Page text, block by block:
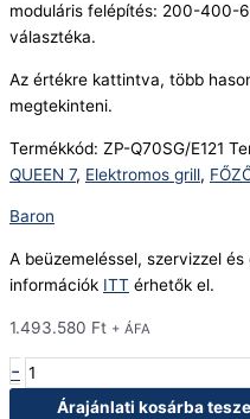
moduláris felépítés: 200-400-
választéka.
Az értékre kattintva, több
megtekinteni.
Termékkód: ZP-Q70SG/E121
QUEEN 7, Elektromos grill,
Baron
A beüzemeléssel, szervizzel
információk ITT érhetők el.
1.493.580 Ft + ÁFA
-
Árajánlati kosárba